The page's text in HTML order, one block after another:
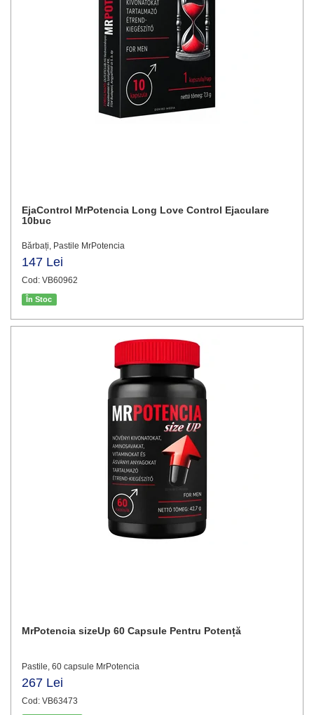
EjaControl MrPotencia Long Love Control Ejaculare
10buc
Bărbați, Pastile MrPotencia
147 Lei
Cod: VB60962
În Stoc
MrPotencia sizeUp 60 Capsule Pentru Potență
Pastile, 60 capsule MrPotencia
267 Lei
Cod: VB63473